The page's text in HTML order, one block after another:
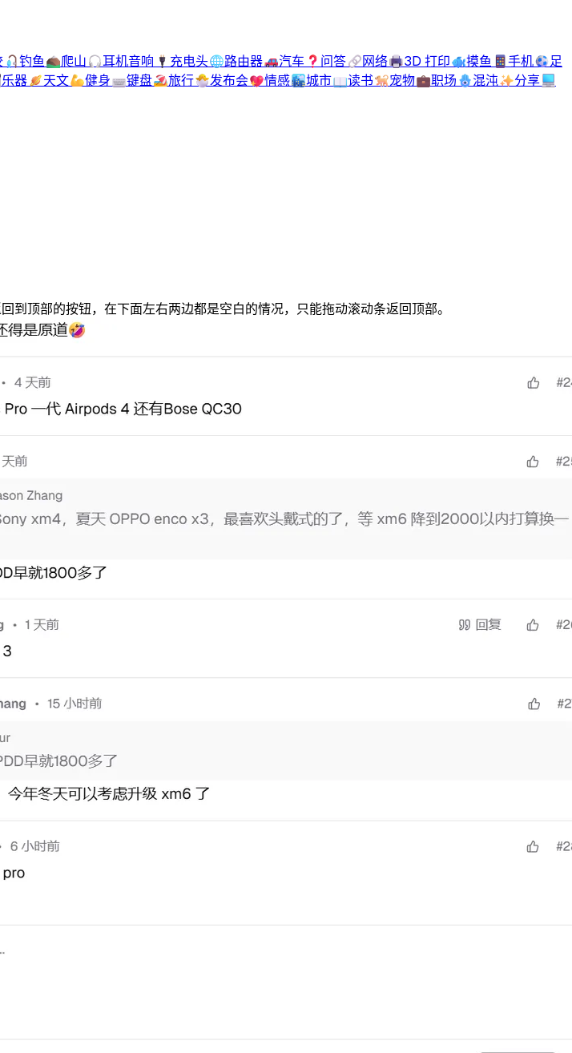
🎣钓鱼⛰️爬山🎧耳机音响 🔌 充电头🌐路由器🚗汽车 ❓ 问答🔗网络🖨️3D 打印🐟摸鱼 📱手机⚽足
乐器🪐天文💪健身⌨️键盘🏖️旅行🐣发布会💖情感🏙️城市📖读书🐕宠物💼职场🪬混沌✨分享💻
顶部的按钮，在下面左右两边都是空白的情况，只能拖动滚动条返回顶部。